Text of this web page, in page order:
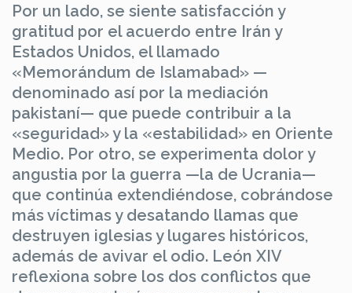
Por un lado, se siente satisfacción y
gratitud por el acuerdo entre Irán y
Estados Unidos, el llamado
«Memorándum de Islamabad» —
denominado así por la mediación
pakistaní— que puede contribuir a la
«seguridad» y la «estabilidad» en Oriente
Medio. Por otro, se experimenta dolor y
angustia por la guerra —la de Ucrania—
que continúa extendiéndose, cobrándose
más víctimas y desatando llamas que
destruyen iglesias y lugares históricos,
además de avivar el odio. León XIV
reflexiona sobre los dos conflictos que